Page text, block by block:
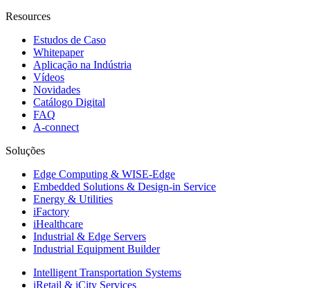
Resources
Estudos de Caso
Whitepaper
Aplicação na Indústria
Vídeos
Novidades
Catálogo Digital
FAQ
A-connect
Soluções
Edge Computing & WISE-Edge
Embedded Solutions & Design-in Service
Energy & Utilities
iFactory
iHealthcare
Industrial & Edge Servers
Industrial Equipment Builder
Intelligent Transportation Systems
iRetail & iCity Services